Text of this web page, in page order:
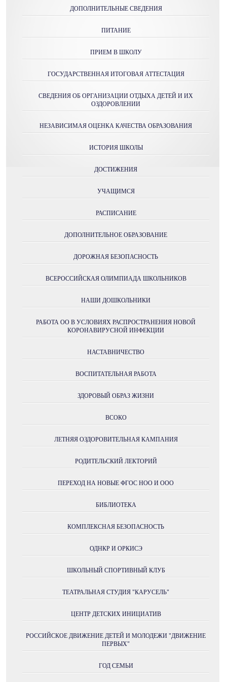
ДОПОЛНИТЕЛЬНЫЕ СВЕДЕНИЯ
ПИТАНИЕ
ПРИЕМ В ШКОЛУ
ГОСУДАРСТВЕННАЯ ИТОГОВАЯ АТТЕСТАЦИЯ
СВЕДЕНИЯ ОБ ОРГАНИЗАЦИИ ОТДЫХА ДЕТЕЙ И ИХ
ОЗДОРОВЛЕНИИ
НЕЗАВИСИМАЯ ОЦЕНКА КАЧЕСТВА ОБРАЗОВАНИЯ
ИСТОРИЯ ШКОЛЫ
ДОСТИЖЕНИЯ
УЧАЩИМСЯ
РАСПИСАНИЕ
ДОПОЛНИТЕЛЬНОЕ ОБРАЗОВАНИЕ
ДОРОЖНАЯ БЕЗОПАСНОСТЬ
ВСЕРОССИЙСКАЯ ОЛИМПИАДА ШКОЛЬНИКОВ
НАШИ ДОШКОЛЬНИКИ
РАБОТА ОО В УСЛОВИЯХ РАСПРОСТРАНЕНИЯ НОВОЙ
КОРОНАВИРУСНОЙ ИНФЕКЦИИ
НАСТАВНИЧЕСТВО
ВОСПИТАТЕЛЬНАЯ РАБОТА
ЗДОРОВЫЙ ОБРАЗ ЖИЗНИ
ВСОКО
ЛЕТНЯЯ ОЗДОРОВИТЕЛЬНАЯ КАМПАНИЯ
РОДИТЕЛЬСКИЙ ЛЕКТОРИЙ
ПЕРЕХОД НА НОВЫЕ ФГОС НОО И ООО
БИБЛИОТЕКА
КОМПЛЕКСНАЯ БЕЗОПАСНОСТЬ
ОДНКР И ОРКИСЭ
ШКОЛЬНЫЙ СПОРТИВНЫЙ КЛУБ
ТЕАТРАЛЬНАЯ СТУДИЯ "КАРУСЕЛЬ"
ЦЕНТР ДЕТСКИХ ИНИЦИАТИВ
РОССИЙСКОЕ ДВИЖЕНИЕ ДЕТЕЙ И МОЛОДЕЖИ "ДВИЖЕНИЕ
ПЕРВЫХ"
ГОД СЕМЬИ